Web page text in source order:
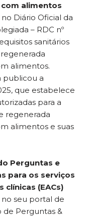
alimentos
Diário Oficial da
– RDC nº
sanitários
alimentos.
publicou a
que estabelece
para a
regenerada
alimentos e suas
Perguntas e
para os serviços
clínicas (EACs)
no seu portal de
de Perguntas &